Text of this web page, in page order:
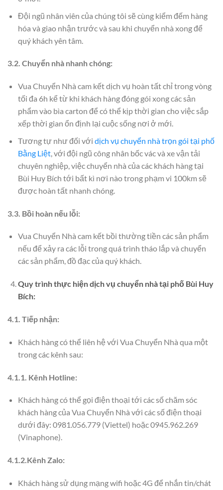
Đội ngũ nhân viên của chúng tôi sẽ cùng kiểm đếm hàng
hóa và giao nhận trước và sau khi chuyển nhà xong để
quý khách yên tâm.
3.2. Chuyển nhà nhanh chóng:
Vua Chuyển Nhà cam kết dịch vụ hoàn tất chỉ trong vòng
tối đa 6h kể từ khi khách hàng đóng gói xong các sản
phẩm vào bìa carton để có thể kịp thời gian cho việc sắp
xếp thời gian ổn định lại cuộc sống nơi ở mới.
Tương tự như đối với dịch vụ chuyển nhà trọn gói tại phố
Bằng Liệt, với đội ngũ công nhân bốc vác và xe vận tải
chuyên nghiệp, việc chuyển nhà của các khách hàng tại
Bùi Huy Bích tới bất kì nơi nào trong phạm vi 100km sẽ
được hoàn tất nhanh chóng.
3.3. Bồi hoàn nếu lỗi:
Vua Chuyển Nhà cam kết bồi thường tiền các sản phẩm
nếu để xảy ra các lỗi trong quá trình tháo lắp và chuyển
các sản phẩm, đồ đạc của quý khách.
Quy trình thực hiện dịch vụ chuyển nhà tại phố Bùi Huy
Bích:
4.1. Tiếp nhận:
Khách hàng có thể liên hệ với Vua Chuyển Nhà qua một
trong các kênh sau:
4.1.1. Kênh Hotline:
Khách hàng có thể gọi điện thoại tới các số chăm sóc
khách hàng của Vua Chuyển Nhà với các số điện thoại
dưới đây: 0981.056.779 (Viettel) hoặc 0945.962.269
(Vinaphone).
4.1.2.Kênh Zalo:
Khách hàng sử dụng mạng wifi hoặc 4G để nhắn tin/chát